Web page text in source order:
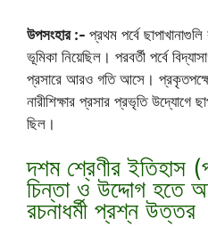
উপসংহার :- প্রথম পর্বে
ভূমিকা নিয়েছিল। পরবর্তী পর্বে
প্রসারে আরও গতি আসে। প্রকৃতপক্ষে,
নারীশিক্ষার প্রসার প্রভৃতি উদ্যোগে
ছিল।
দশম শ্রেণীর ইতিহাস
চিন্তা ও উদ্দোগ হতে
রচনাধর্মী প্রশ্ন উত্তর